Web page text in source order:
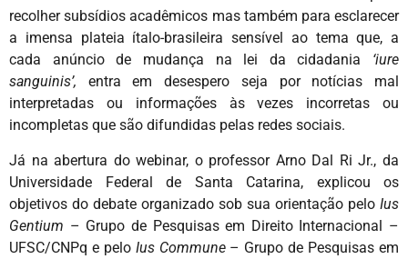
recolher subsídios acadêmicos mas também para esclarecer
a imensa plateia ítalo-brasileira sensível ao tema que, a
cada anúncio de mudança na lei da cidadania ‘iure
sanguinis’, entra em desespero seja por notícias mal
interpretadas ou informações às vezes incorretas ou
incompletas que são difundidas pelas redes sociais.
Já na abertura do webinar, o professor Arno Dal Ri Jr., da
Universidade Federal de Santa Catarina, explicou os
objetivos do debate organizado sob sua orientação pelo Ius
Gentium – Grupo de Pesquisas em Direito Internacional –
UFSC/CNPq e pelo Ius Commune– Grupo de Pesquisas em